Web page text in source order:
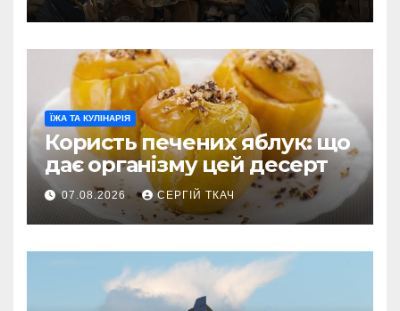
ЇЖА ТА КУЛІНАРІЯ
Користь печених яблук: що
дає організму цей десерт
07.08.2026 СЕРГІЙ ТКАЧ